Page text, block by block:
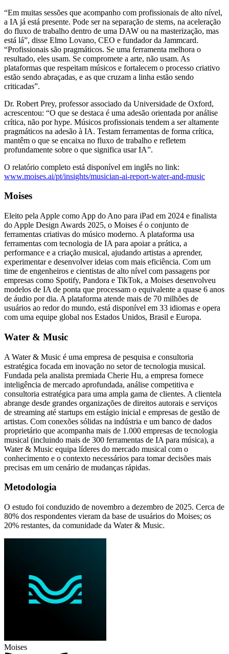
“Em muitas sessões que acompanho com profissionais de alto nível,
a IA já está presente. Pode ser na separação de stems, na aceleração
do fluxo de trabalho dentro de uma DAW ou na masterização, mas
está lá”, disse Elmo Lovano, CEO e fundador da Jammcard.
“Profissionais são pragmáticos. Se uma ferramenta melhora o
resultado, eles usam. Se compromete a arte, não usam. As
plataformas que respeitam músicos e fortalecem o processo criativo
estão sendo abraçadas, e as que cruzam a linha estão sendo
criticadas”.
Dr. Robert Prey, professor associado da Universidade de Oxford,
acrescentou: “O que se destaca é uma adesão orientada por análise
crítica, não por hype. Músicos profissionais tendem a ser altamente
pragmáticos na adesão à IA. Testam ferramentas de forma crítica,
mantêm o que se encaixa no fluxo de trabalho e refletem
profundamente sobre o que significa usar IA”.
O relatório completo está disponível em inglês no link:
www.moises.ai/pt/insights/musician-ai-report-water-and-music
Moises
Eleito pela Apple como App do Ano para iPad em 2024 e finalista
do Apple Design Awards 2025, o Moises é o conjunto de
ferramentas criativas do músico moderno. A plataforma usa
ferramentas com tecnologia de IA para apoiar a prática, a
performance e a criação musical, ajudando artistas a aprender,
experimentar e desenvolver ideias com mais eficiência. Com um
time de engenheiros e cientistas de alto nível com passagens por
empresas como Spotify, Pandora e TikTok, a Moises desenvolveu
modelos de IA de ponta que processam o equivalente a quase 6 anos
de áudio por dia. A plataforma atende mais de 70 milhões de
usuários ao redor do mundo, está disponível em 33 idiomas e opera
com uma equipe global nos Estados Unidos, Brasil e Europa.
Water & Music
A Water & Music é uma empresa de pesquisa e consultoria
estratégica focada em inovação no setor de tecnologia musical.
Fundada pela analista premiada Cherie Hu, a empresa fornece
inteligência de mercado aprofundada, análise competitiva e
consultoria estratégica para uma ampla gama de clientes. A clientela
abrange desde grandes organizações de direitos autorais e serviços
de streaming até startups em estágio inicial e empresas de gestão de
artistas. Com conexões sólidas na indústria e um banco de dados
proprietário que acompanha mais de 1.000 empresas de tecnologia
musical (incluindo mais de 300 ferramentas de IA para música), a
Water & Music equipa líderes do mercado musical com o
conhecimento e o contexto necessários para tomar decisões mais
precisas em um cenário de mudanças rápidas.
Metodologia
O estudo foi conduzido de novembro a dezembro de 2025. Cerca de
80% dos respondentes vieram da base de usuários do Moises; os
20% restantes, da comunidade da Water & Music.
Moises